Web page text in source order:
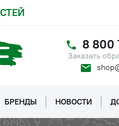
8 800
Заказать
БРЕНДЫ НОВОСТИ